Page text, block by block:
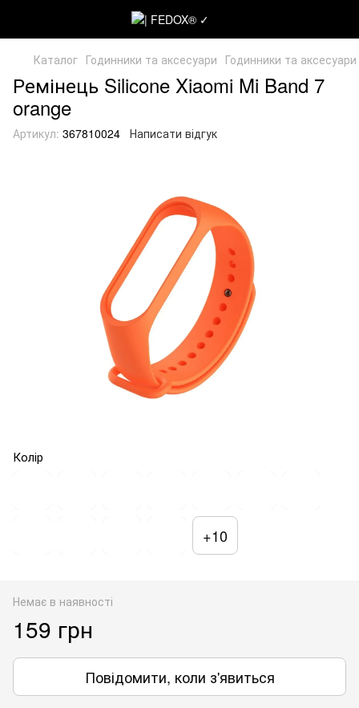
Каталог Годинники та аксесуари Годинники та
Ремінець Silicone Xiaomi Mi Band 7
orange
Артикул: 367810024 Написати відгук
Колір
+10
Немає в наявності
159 грн
Повідомити, коли з'явиться